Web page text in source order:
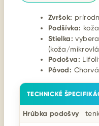
Zvršok:
Podšívka: koža
Stielka:
(koža/
Podošva:
Pôvod:
TECHNICKÉ
Hrúbka podošvy